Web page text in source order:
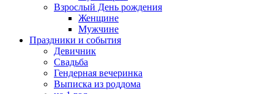
Взрослый День рождения
Женщине
Мужчине
Праздники и события
Девичник
Свадьба
Гендерная вечеринка
Выписка из роддома